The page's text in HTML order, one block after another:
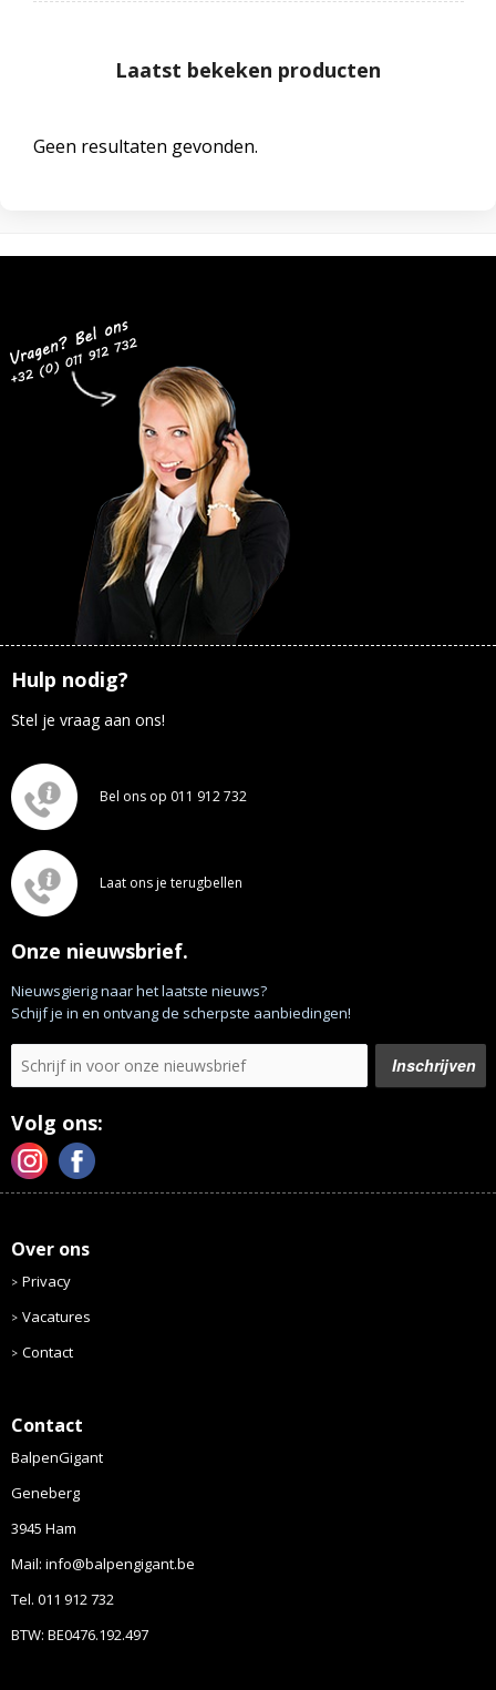
Laatst bekeken producten
Geen resultaten gevonden.
Hulp nodig?
Stel je vraag aan ons!
Bel ons op 011 912 732
Laat ons je terugbellen
Onze nieuwsbrief.
Nieuwsgierig naar het laatste nieuws?
Schijf je in en ontvang de scherpste aanbiedingen!
Volg ons:
Over ons
Privacy
Vacatures
Contact
Contact
BalpenGigant
Geneberg
3945 Ham
Mail: info@balpengigant.be
Tel. 011 912 732
BTW: BE0476.192.497